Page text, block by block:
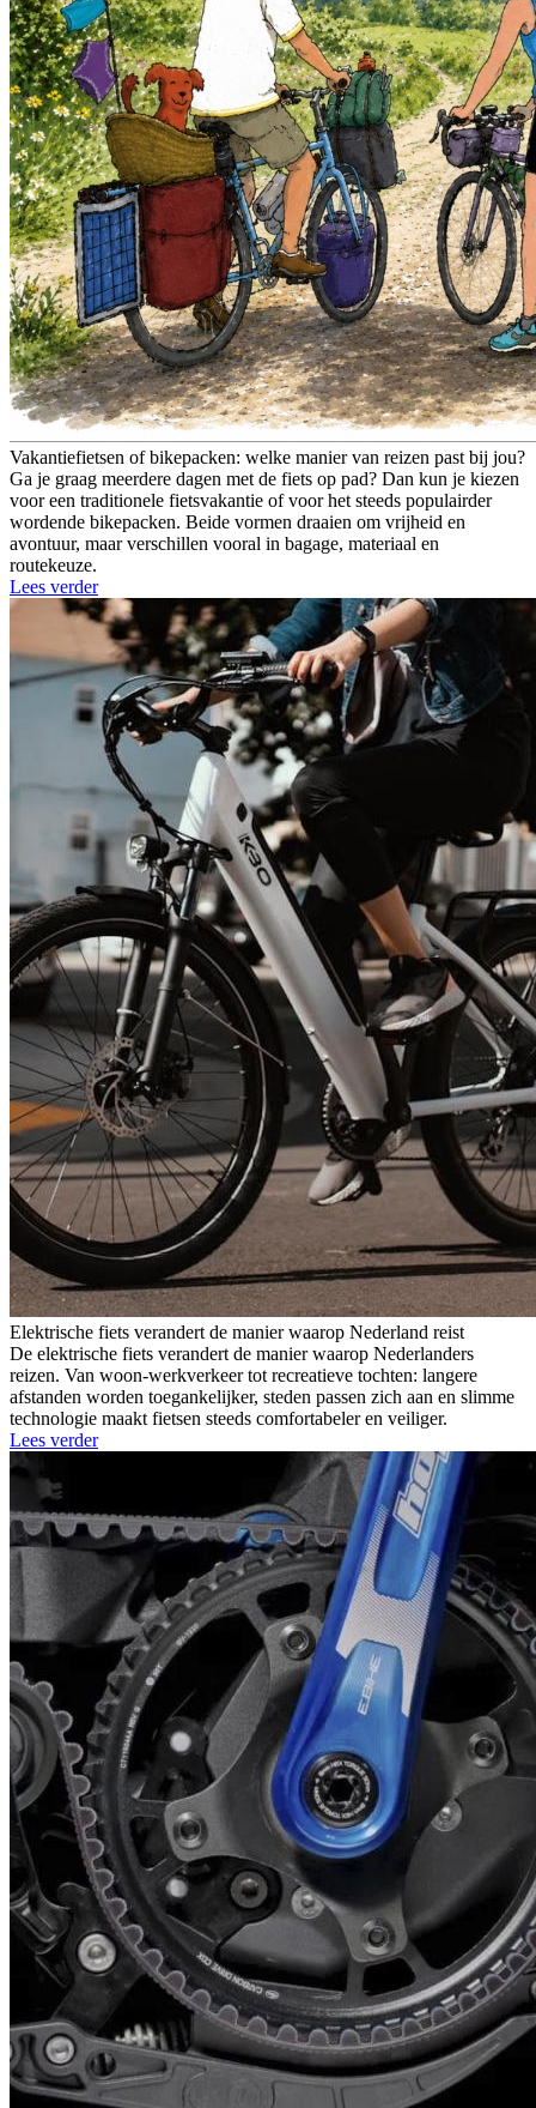
Vakantiefietsen of bikepacken: welke manier van reizen past bij jou?
Ga je graag meerdere dagen met de fiets op pad? Dan kun je kiezen
voor een traditionele fietsvakantie of voor het steeds populairder
wordende bikepacken. Beide vormen draaien om vrijheid en
avontuur, maar verschillen vooral in bagage, materiaal en
routekeuze.
Lees verder
Elektrische fiets verandert de manier waarop Nederland reist
De elektrische fiets verandert de manier waarop Nederlanders
reizen. Van woon-werkverkeer tot recreatieve tochten: langere
afstanden worden toegankelijker, steden passen zich aan en slimme
technologie maakt fietsen steeds comfortabeler en veiliger.
Lees verder